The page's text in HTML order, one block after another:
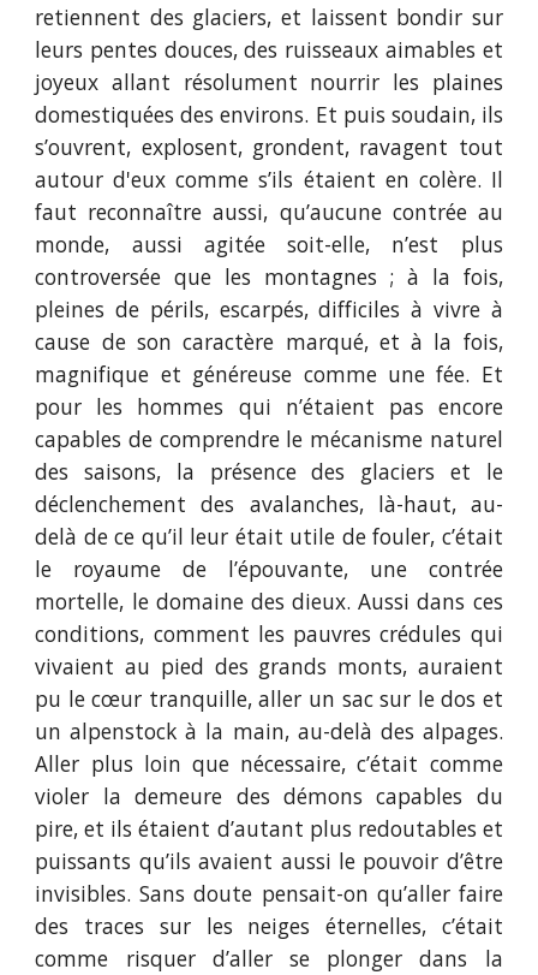
retiennent des glaciers, et laissent bondir sur
leurs pentes douces, des ruisseaux aimables et
joyeux allant résolument nourrir les plaines
domestiquées des environs. Et puis soudain, ils
s’ouvrent, explosent, grondent, ravagent tout
autour d'eux comme s’ils étaient en colère. Il
faut reconnaître aussi, qu’aucune contrée au
monde, aussi agitée soit-elle, n’est plus
controversée que les montagnes ; à la fois,
pleines de périls, escarpés, difficiles à vivre à
cause de son caractère marqué, et à la fois,
magnifique et généreuse comme une fée. Et
pour les hommes qui n’étaient pas encore
capables de comprendre le mécanisme naturel
des saisons, la présence des glaciers et le
déclenchement des avalanches, là-haut, au-
delà de ce qu’il leur était utile de fouler, c’était
le royaume de l’épouvante, une contrée
mortelle, le domaine des dieux. Aussi dans ces
conditions, comment les pauvres crédules qui
vivaient au pied des grands monts, auraient
pu le cœur tranquille, aller un sac sur le dos et
un alpenstock à la main, au-delà des alpages.
Aller plus loin que nécessaire, c’était comme
violer la demeure des démons capables du
pire, et ils étaient d’autant plus redoutables et
puissants qu’ils avaient aussi le pouvoir d’être
invisibles. Sans doute pensait-on qu’aller faire
des traces sur les neiges éternelles, c’était
comme risquer d’aller se plonger dans la